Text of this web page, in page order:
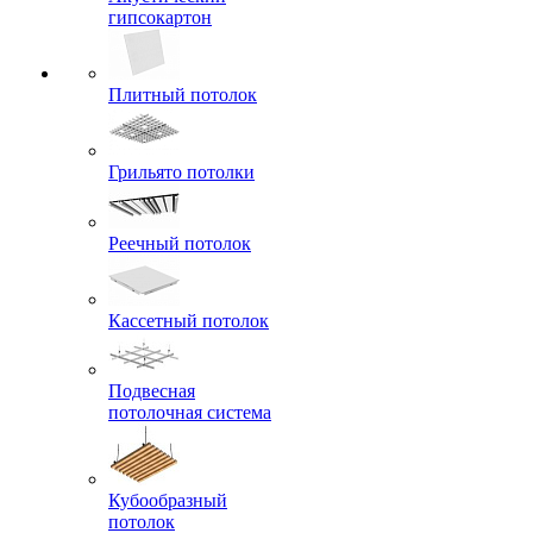
гипсокартон
Плитный потолок
Грильято потолки
Реечный потолок
Кассетный потолок
Подвесная
потолочная система
Кубообразный
потолок